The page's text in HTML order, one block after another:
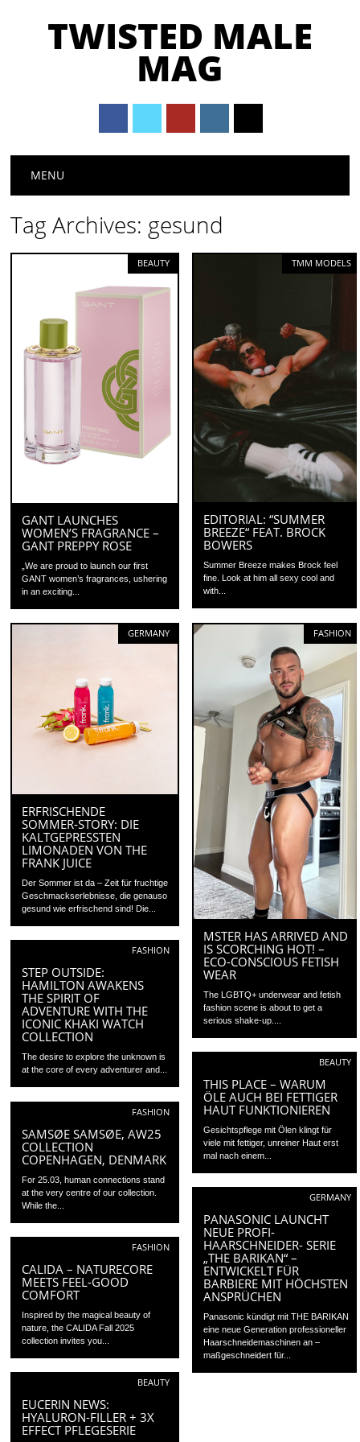
TWISTED MALE
MAG
Main menu
MENU
Tag Archives: gesund
BEAUTY
GANT LAUNCHES
WOMEN’S FRAGRANCE –
GANT PREPPY ROSE
„We are proud to launch our first
GANT women’s fragrances, ushering
in an exciting...
TMM MODELS
EDITORIAL: “SUMMER
BREEZE“ FEAT. BROCK
BOWERS
Summer Breeze makes Brock feel
fine. Look at him all sexy cool and
with...
FASHION
MSTER HAS ARRIVED AND
IS SCORCHING HOT! –
ECO-CONSCIOUS FETISH
WEAR
The LGBTQ+ underwear and fetish
fashion scene is about to get a
serious shake-up....
GERMANY
ERFRISCHENDE
SOMMER‑STORY: DIE
KALTGEPRESSTEN
LIMONADEN VON THE
FRANK JUICE
Der Sommer ist da – Zeit für fruchtige
Geschmackserlebnisse, die genauso
gesund wie erfrischend sind! Die...
FASHION
STEP OUTSIDE:
HAMILTON AWAKENS
THE SPIRIT OF
ADVENTURE WITH THE
ICONIC KHAKI WATCH
COLLECTION
The desire to explore the unknown is
at the core of every adventurer and...
BEAUTY
THIS PLACE – WARUM
ÖLE AUCH BEI FETTIGER
HAUT FUNKTIONIEREN
Gesichtspflege mit Ölen klingt für
viele mit fettiger, unreiner Haut erst
mal nach einem...
FASHION
SAMSØE SAMSØE, AW25
COLLECTION
COPENHAGEN, DENMARK
For 25.03, human connections stand
at the very centre of our collection.
While the...
GERMANY
PANASONIC LAUNCHT
NEUE PROFI-
HAARSCHNEIDER- SERIE
„THE BARIKAN“ –
ENTWICKELT FÜR
BARBIERE MIT HÖCHSTEN
ANSPRÜCHEN
Panasonic kündigt mit THE BARIKAN
eine neue Generation professioneller
Haarschneidemaschinen an –
maßgeschneidert für...
FASHION
CALIDA – NATURECORE
MEETS FEEL-GOOD
COMFORT
Inspired by the magical beauty of
nature, the CALIDA Fall 2025
collection invites you...
BEAUTY
EUCERIN NEWS:
HYALURON-FILLER + 3X
EFFECT PFLEGESERIE